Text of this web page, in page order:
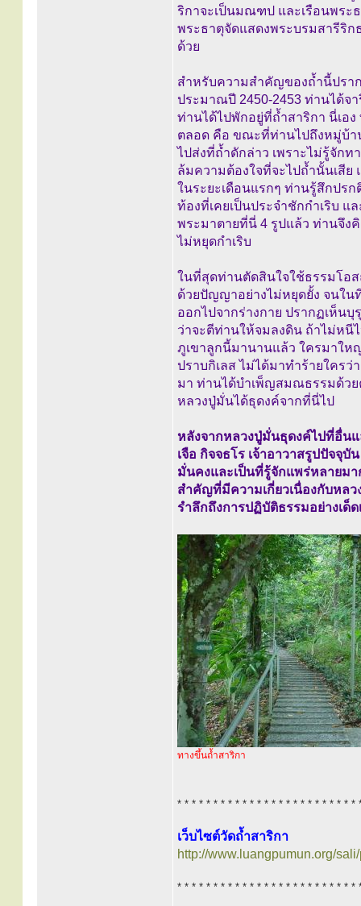
ริกาจะเป็นมณฑป และเรือนพร
พระธาตุจัดแสดงพระบรมสารีริ
ด้วย
สำหรับความสำคัญของถ้ำนี้ปรา
ประมาณปี 2450-2453 ท่านได้จ
ท่านได้ไปพักอยู่ที่ถ้ำสาริกา นี่เอ
ตลอด คือ ขณะที่ท่านไปถึงหมู่บ้า
ไปส่งที่ถ้ำดักล่าว เพราะไม่รู้จักท
ล้มความต้องใจที่จะไปถ้ำนั้นเสี
ในระยะเดือนแรกๆ ท่านรู้สึกปร
ท้องที่เคยเป็นประจำชักกำเริบ
พระมาตายที่นี่ 4 รูปแล้ว ท่านจึง
ไม่หยุดกำเริบ
ในที่สุดท่านตัดสินใจใช้ธรรมโอ
ด้วยปัญญาอย่างไม่หยุดยั้ง จนใน
ออกไปจากร่างกาย ปรากฏเห็น
ว่าจะตีท่านให้จมลงดิน ถ้าไม่หนี
ภูเขาลูกนี้มานานแล้ว ใครมาให
ปราบกิเลส ไม่ได้มาทำร้ายใคร
มา ท่านได้บำเพ็ญสมณธรรมด้วย
หลวงปู่มั่นได้ธุดงค์จากที่นี่ไป
หลังจากหลวงปู่มั่นธุดงค์ไปที่อื่น
เจือ กิจจธโร เจ้าอาวาสรูปปัจจุ
มั่นคงและเป็นที่รู้จักแพร่หลายม
สำคัญที่มีความเกี่ยวเนื่องกับหล
รำลึกถึงการปฏิบัติธรรมอย่างเด็
ทางขึ้นถ้ำสาริกา
* * * * * * * * * * * * * * * * * * * * * * * * *
เว็บไซต์วัดถ้ำสาริกา
http://www.luangpumun.org/
* * * * * * * * * * * * * * * * * * * * * * * * *